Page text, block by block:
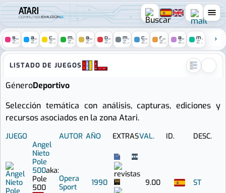
COMPUTER
spectrum amstrad c64 msx amiga pc mac console remakes arcade mobile
Atari zone :: Juegos
LISTADO DE JUEGOS
GéneroDeportivo
Selección temática con análisis, capturas, ediciones y
recursos asociados en la zona Atari.
JUEGO AUTOR AÑO EXTRASVAL. ID.
DESC.
Angel
Nieto
Pole
500aka:
Pole
500
Opera
Sport
1990 9.00 ST